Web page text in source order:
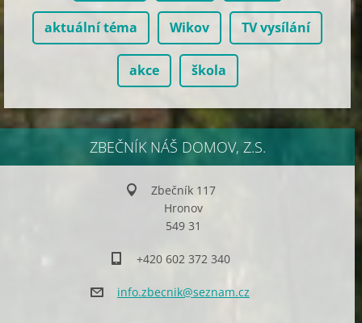
aktuální téma Wikov TV vysílání
akce škola
ZBEČNÍK NÁŠ DOMOV, Z.S.
Zbečník 117
Hronov
549 31
+420 602 372 340
info.zbecnik@seznam.cz